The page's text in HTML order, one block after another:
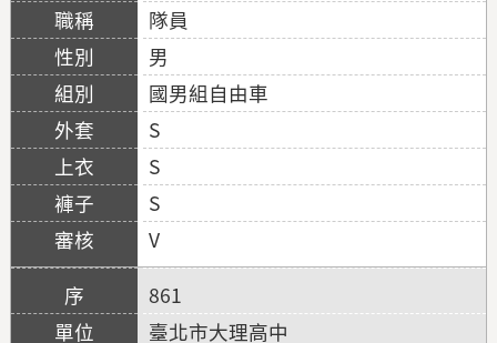
隊員
男
國男組自由車
S
S
S
V
861
臺北市大理高中